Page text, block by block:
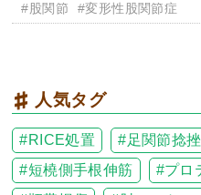
#股関節
#変形性股関節症
人気タグ
RICE処置 足関節捻挫
短橈側手根伸筋
プロ